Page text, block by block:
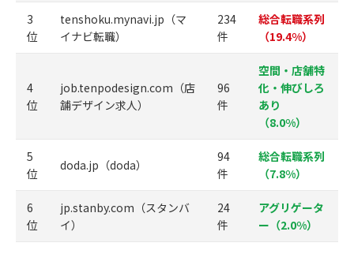
3
位
tenshoku.mynavi.jp（マ
イナビ転職）
234
件
総合転職系列
（19.4%）
4
位
job.tenpodesign.com（店
舗デザイン求人）
96
件
空間・店舗特
化・伸びしろ
あり
（8.0%）
5
位
doda.jp（doda）
94
件
総合転職系列
（7.8%）
6
位
jp.stanby.com（スタンバ
イ）
24
件
アグリゲータ
ー（2.0%）